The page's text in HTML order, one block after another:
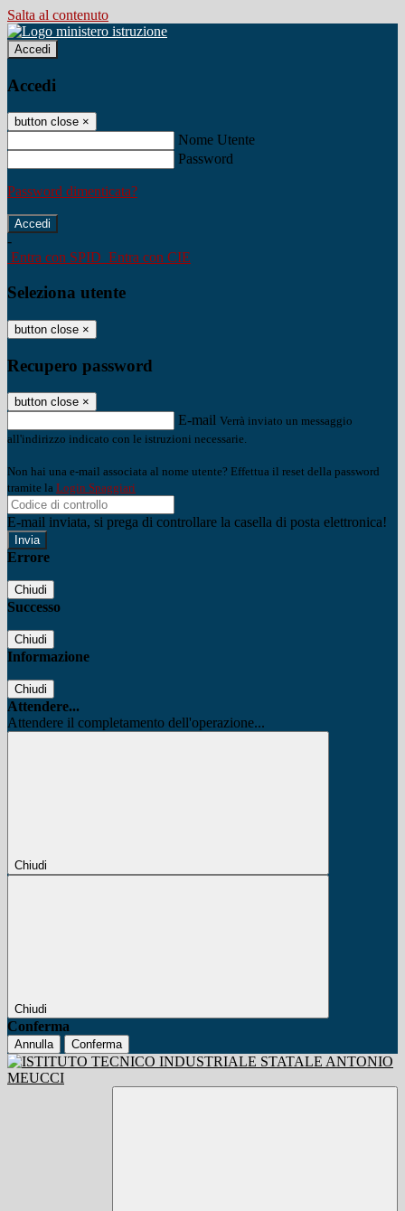
Salta al contenuto
Accedi
Accedi
button close ×
Nome Utente
Password
Password dimenticata?
-
Entra con SPID Entra con CIE
Seleziona utente
button close ×
Recupero password
button close ×
E-mail Verrà inviato un messaggio
all'indirizzo indicato con le istruzioni necessarie.
Non hai una e-mail associata al nome utente? Effettua il reset della password
tramite la Login Spaggiari
E-mail inviata, si prega di controllare la casella di posta elettronica!
Errore
Chiudi
Successo
Chiudi
Informazione
Chiudi
Attendere...
Attendere il completamento dell'operazione...
Chiudi
Chiudi
Conferma
Annulla Conferma